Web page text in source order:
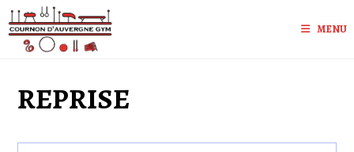
Skip
to
content
MENU
REPRISE